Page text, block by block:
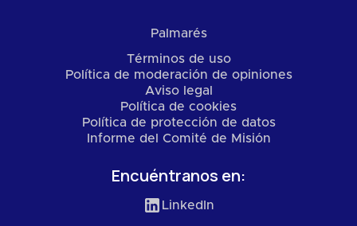
Palmarés
Términos de uso
Política de moderación de opiniones
Aviso legal
Política de cookies
Política de protección de datos
Informe del Comité de Misión
Encuéntranos en:
LinkedIn